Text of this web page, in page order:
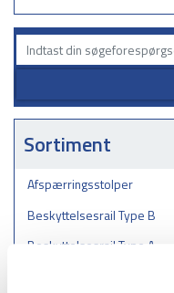
Sortiment
Afspærringsstolper
Beskyttelsesrail Type B
Beskyttelsesrail Type A